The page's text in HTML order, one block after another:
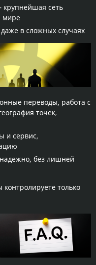
сеть
мире
в сложных случаях
переводы, работа с
точек,
и сервис,
без лишней
только